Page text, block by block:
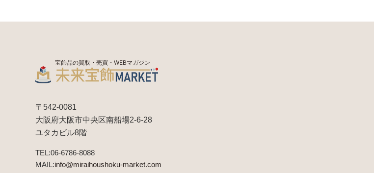
宝飾品の買取・売買・WEBマガジン
〒542-0081
大阪府大阪市中央区南船場2-6-28
ユタカビル8階
TEL:06-6786-8088
MAIL:info@miraihoushoku-market.com